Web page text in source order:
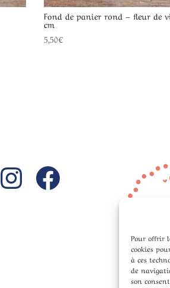
Pour offrir
cookies
à ces
de
son
Fond de panier rond – fleur de
cm
5,50€
Instagram
Facebook